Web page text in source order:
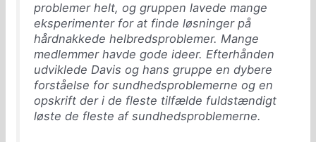
problemer helt, og gruppen lavede mange
eksperimenter for at finde løsninger på
hårdnakkede helbredsproblemer. Mange
medlemmer havde gode ideer. Efterhånden
udviklede Davis og hans gruppe en dybere
forståelse for sundhedsproblemerne og en
opskrift der i de fleste tilfælde fuldstændigt
løste de fleste af sundhedsproblemerne.